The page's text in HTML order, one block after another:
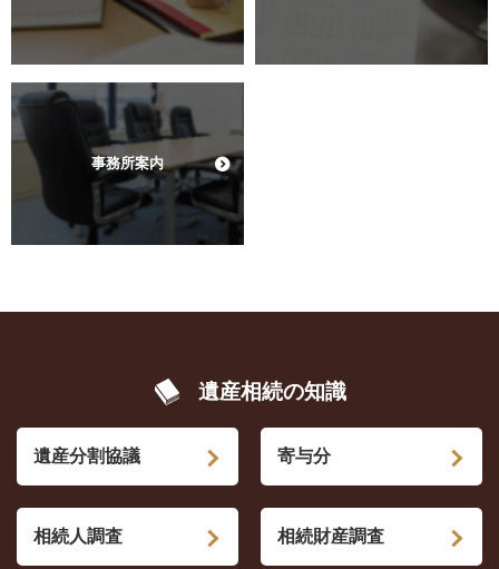
事務所案内
遺産相続の知識
遺産分割協議 寄与分
相続人調査 相続財産調査